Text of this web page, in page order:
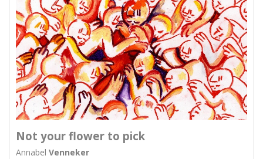
Not your flower to pick
Annabel Venneker